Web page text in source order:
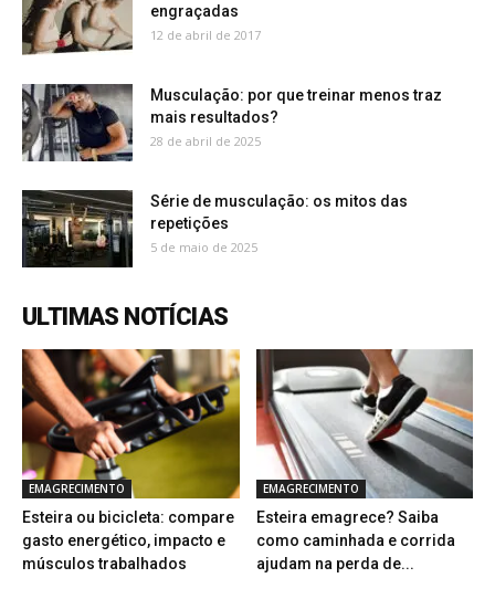
engraçadas
12 de abril de 2017
Musculação: por que treinar menos traz
mais resultados?
28 de abril de 2025
Série de musculação: os mitos das
repetições
5 de maio de 2025
ULTIMAS NOTÍCIAS
EMAGRECIMENTO
Esteira ou bicicleta: compare
gasto energético, impacto e
músculos trabalhados
EMAGRECIMENTO
Esteira emagrece? Saiba
como caminhada e corrida
ajudam na perda de...